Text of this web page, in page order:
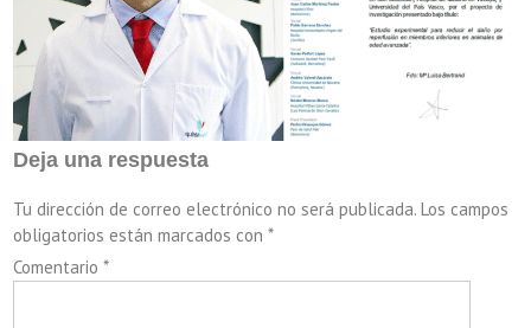
Deja una respuesta
Tu dirección de correo electrónico no será publicada. Los campos
obligatorios están marcados con*
Comentario*